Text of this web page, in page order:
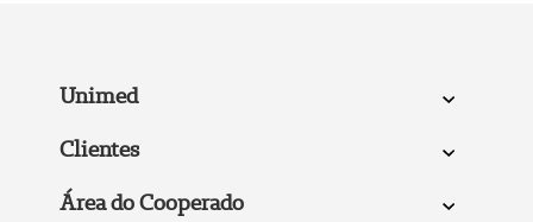
Unimed
Clientes
Área do Cooperado